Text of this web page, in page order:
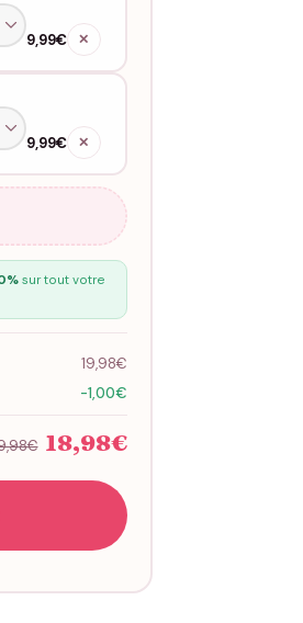
9,99€ ✕
9,99€ ✕
sur tout votre
19,98€
-1,00€
18,98€